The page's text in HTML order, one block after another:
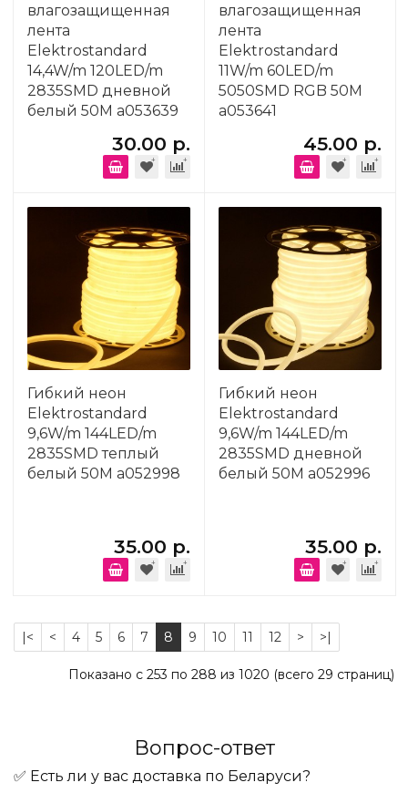
влагозащищенная
лента
Elektrostandard
14,4W/m 120LED/m
2835SMD дневной
белый 50M a053639
30.00 р.
влагозащищенная
лента
Elektrostandard
11W/m 60LED/m
5050SMD RGB 50M
a053641
45.00 р.
Гибкий неон
Elektrostandard
9,6W/m 144LED/m
2835SMD теплый
белый 50M a052998
35.00 р.
Гибкий неон
Elektrostandard
9,6W/m 144LED/m
2835SMD дневной
белый 50M a052996
35.00 р.
|< < 4 5 6 7 8 9 10 11 12 > >|
Показано с 253 по 288 из 1020 (всего 29 страниц)
Вопрос-ответ
✅ Есть ли у вас доставка по Беларуси?